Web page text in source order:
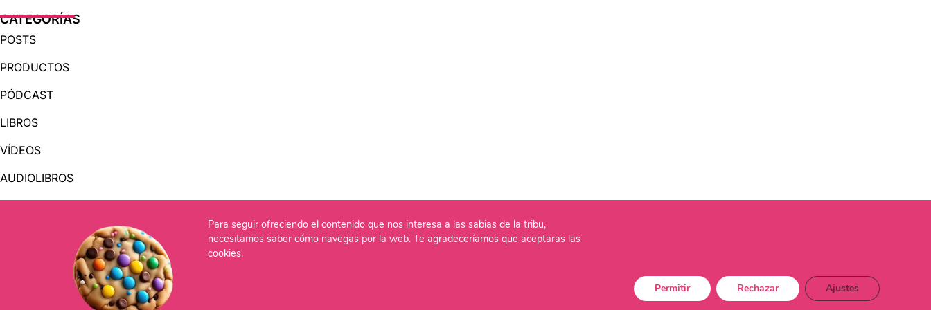
CATEGORÍAS
POSTS
PRODUCTOS
PÓDCAST
LIBROS
VÍDEOS
AUDIOLIBROS
OTRAS PÁGINAS
QUIÉNES SOMOS
Para seguir ofreciendo el contenido que nos interesa a las sabias de la tribu,
necesitamos saber cómo navegas por la web. Te agradeceríamos que aceptaras las
cookies.
Permitir Rechazar Ajustes